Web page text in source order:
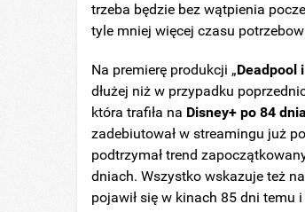
trzeba będzie bez wątpienia
tyle mniej więcej czasu
Na premierę produkcji „Deadpool
dłużej niż w przypadku
która trafiła na Disney+ po 84
zadebiutował w streamingu już
podtrzymał trend
dniach. Wszystko wskazuje też
pojawił się w kinach 85 dni temu